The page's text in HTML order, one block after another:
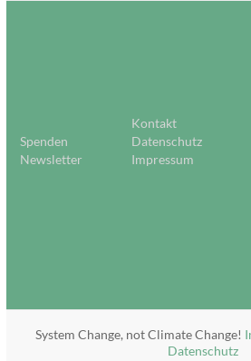
Kontakt
Spenden
Datenschutz
Newsletter
Impressum
System Change, not Climate Change!
Datenschutz